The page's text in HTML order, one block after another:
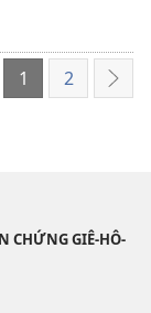
1 2
Tiếp
CHỨNG GIÊ-HÔ-